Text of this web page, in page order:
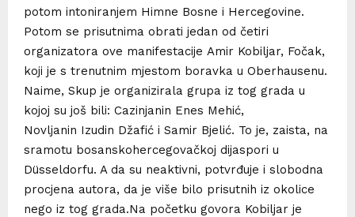
potom intoniranjem Himne Bosne i Hercegovine.
Potom se prisutnima obrati jedan od četiri
organizatora ove manifestacije Amir Kobiljar, Fočak,
koji je s trenutnim mjestom boravka u Oberhausenu.
Naime, Skup je organizirala grupa iz tog grada u
kojoj su još bili: Cazinjanin Enes Mehić,
Novljanin Izudin Džafić i Samir Bjelić. To je, zaista, na
sramotu bosanskohercegovačkoj dijaspori u
Düsseldorfu. A da su neaktivni, potvrđuje i slobodna
procjena autora, da je više bilo prisutnih iz okolice
nego iz tog grada.Na početku govora Kobiljar je